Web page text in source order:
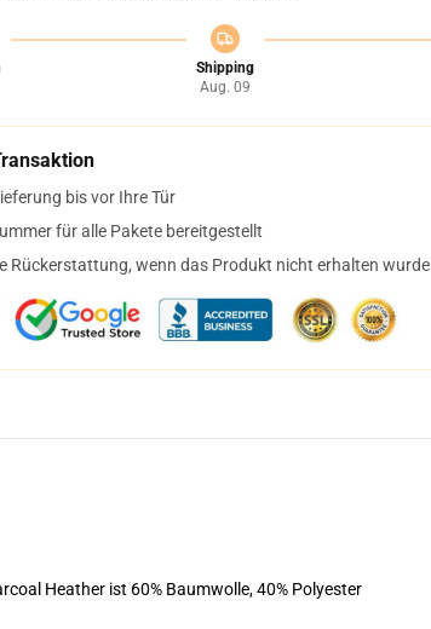
Shipping
Aug. 09
bis vor Ihre Tür
für alle Pakete bereitgestellt
Rückerstattung, wenn das Produkt nicht erhalten wurde
Heather ist 60% Baumwolle, 40% Polyester